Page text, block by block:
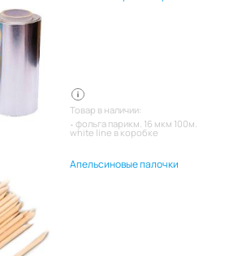
Товар в наличии:
фольга парикм. 16 мкм 100м.
white line в коробке
Апельсиновые палочки